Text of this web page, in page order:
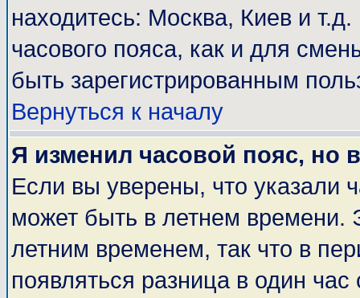
находитесь: Москва, Киев и
часового пояса, как и для
быть зарегистрированным
Вернуться к началу
Я изменил часовой пояс, но
Если вы уверены, что указали
может быть в летнем времени.
летним временем, так что в
появляться разница в один